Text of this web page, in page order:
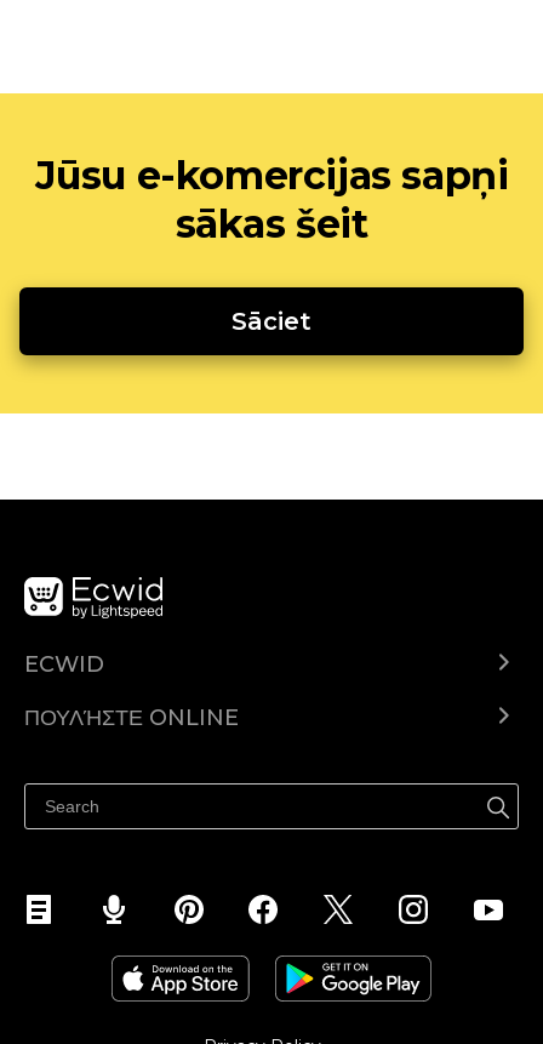
Jūsu e-komercijas sapņi
sākas šeit
Sāciet
ECWID
Τιμολόγηση
ΠΟΥΛΉΣΤΕ ONLINE
Πουλήστε στο Facebook
Πουλήστε στο Instagram